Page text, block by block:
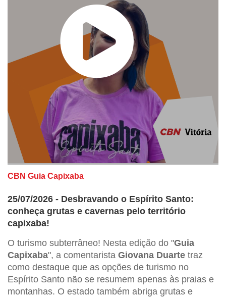
CBN Guia Capixaba
25/07/2026 - Desbravando o Espírito Santo:
conheça grutas e cavernas pelo território
capixaba!
O turismo subterrâneo! Nesta edição do "Guia
Capixaba", a comentarista Giovana Duarte traz
como destaque que as opções de turismo no
Espírito Santo não se resumem apenas às praias e
montanhas. O estado também abriga grutas e